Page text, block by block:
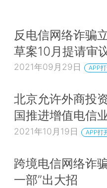
反电信网络诈骗
草案10月提请审
2021年09月29日 APP
北京允许外商投
国推进增值电信
2021年10月19日 APP打
跨境电信网络诈
一部”出大招